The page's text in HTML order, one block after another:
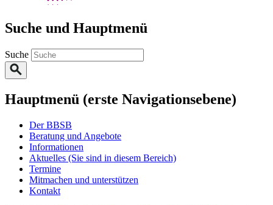
Suche und Hauptmenü
Suche
Hauptmenü (erste Navigationsebene)
Der BBSB
Beratung und Angebote
Informationen
Aktuelles (Sie sind in diesem Bereich)
Termine
Mitmachen und unterstützen
Kontakt